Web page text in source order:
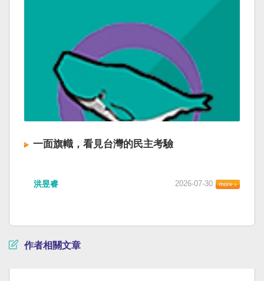
一面旗幟，看見台灣的民主考驗
洪昱睿 2026-07-30
作者相關文章